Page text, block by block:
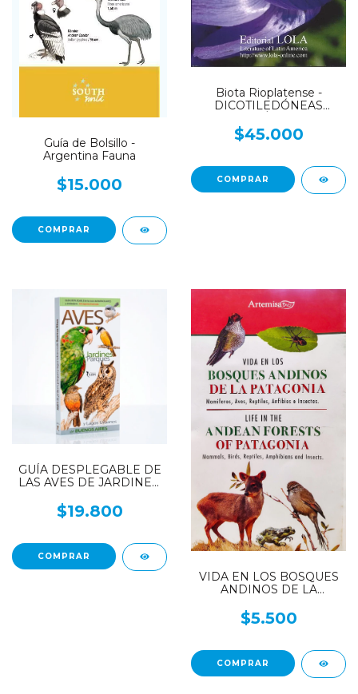
Guía de Bolsillo -
Argentina Fauna
$15.000
Biota Rioplatense -
DICOTILEDÓNEAS
$45.000
GUÍA DESPLEGABLE DE
LAS AVES DE JARDINES,
URBANOS DE BUENOS
AIRES
$19.800
VIDA EN LOS BOSQUES
ANDINOS DE LA
aves, reptiles, insectos
$5.500